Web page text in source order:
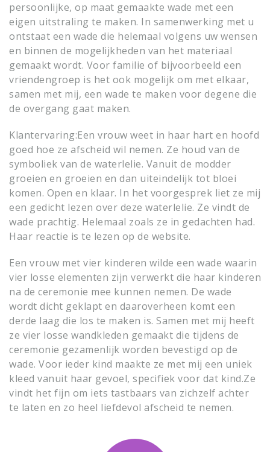
persoonlijke, op maat gemaakte wade met een
eigen uitstraling te maken. In samenwerking met u
ontstaat een wade die helemaal volgens uw wensen
en binnen de mogelijkheden van het materiaal
gemaakt wordt. Voor familie of bijvoorbeeld een
vriendengroep is het ook mogelijk om met elkaar,
samen met mij, een wade te maken voor degene die
de overgang gaat maken.
Klantervaring:Een vrouw weet in haar hart en hoofd
goed hoe ze afscheid wil nemen. Ze houd van de
symboliek van de waterlelie. Vanuit de modder
groeien en groeien en dan uiteindelijk tot bloei
komen. Open en klaar. In het voorgesprek liet ze mij
een gedicht lezen over deze waterlelie. Ze vindt de
wade prachtig. Helemaal zoals ze in gedachten had.
Haar reactie is te lezen op de website.
Een vrouw met vier kinderen wilde een wade waarin
vier losse elementen zijn verwerkt die haar kinderen
na de ceremonie mee kunnen nemen. De wade
wordt dicht geklapt en daaroverheen komt een
derde laag die los te maken is. Samen met mij heeft
ze vier losse wandkleden gemaakt die tijdens de
ceremonie gezamenlijk worden bevestigd op de
wade. Voor ieder kind maakte ze met mij een uniek
kleed vanuit haar gevoel, specifiek voor dat kind.Ze
vindt het fijn om iets tastbaars van zichzelf achter
te laten en zo heel liefdevol afscheid te nemen.